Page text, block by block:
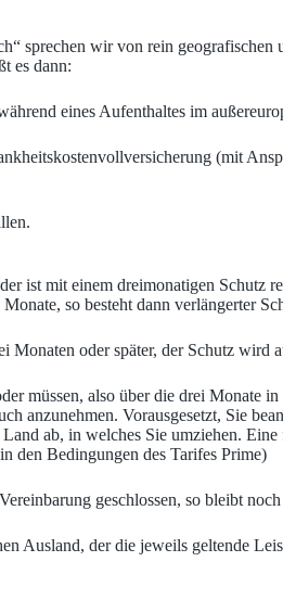
sprechen wir von rein
es dann:
eines Aufenthaltes im
(mit
ist mit einem dreimonatigen
so besteht dann verlängerter
oder später, der Schutz wird
müssen, also über die drei Monate
anzunehmen. Vorausgesetzt, Sie
ab, in welches Sie umziehen.
den Bedingungen des Tarifes Prime)
geschlossen, so bleibt
Ausland, der die jeweils geltende